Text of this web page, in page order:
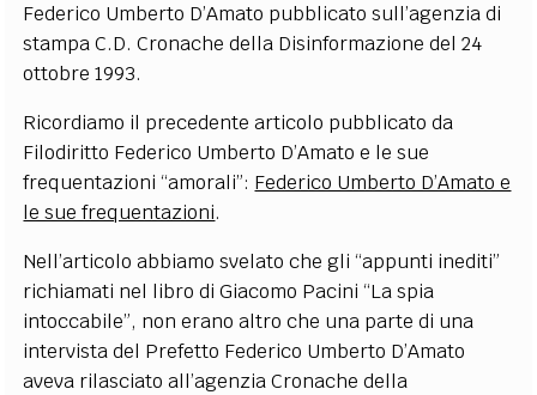
Federico Umberto D’Amato pubblicato sull’agenzia di
stampa C.D. Cronache della Disinformazione del 24
ottobre 1993.
Ricordiamo il precedente articolo pubblicato da
Filodiritto Federico Umberto D’Amato e le sue
frequentazioni “amorali”: Federico Umberto D’Amato e
le sue frequentazioni.
Nell’articolo abbiamo svelato chegli “appunti inediti”
richiamati nel libro di Giacomo Pacini “La spia
intoccabile”, non erano altro che una parte di una
intervista del Prefetto Federico Umberto D’Amato
aveva rilasciato all’agenzia Cronache della